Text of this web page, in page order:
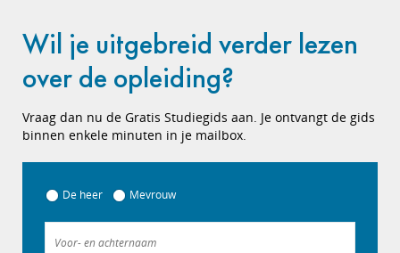
Wil je uitgebreid verder lezen
over de opleiding?
Vraag dan nu de Gratis Studiegids aan. Je ontvangt de gids
binnen enkele minuten in je mailbox.
De heer Mevrouw